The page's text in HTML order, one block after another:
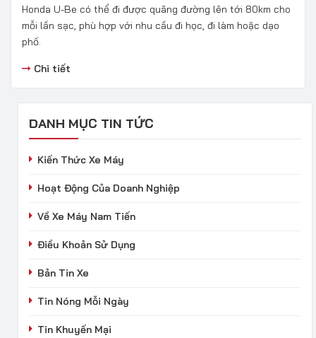
Honda U-Be có thể đi được quãng đường lên tới 80km cho
mỗi lần sạc, phù hợp với nhu cầu đi học, đi làm hoặc dạo
phố.
Chi tiết
DANH MỤC TIN TỨC
Kiến Thức Xe Máy
Hoạt Động Của Doanh Nghiệp
Về Xe Máy Nam Tiến
Điều Khoản Sử Dụng
Bản Tin Xe
Tin Nóng Mỗi Ngày
Tin Khuyến Mại